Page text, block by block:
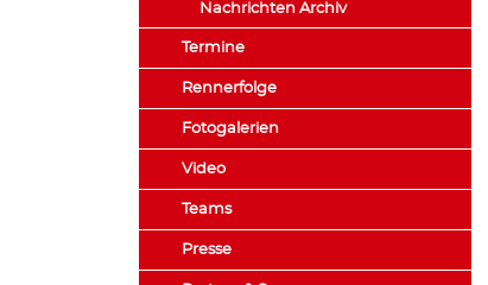
Nachrichten Archiv
Termine
Rennerfolge
Fotogalerien
Video
Teams
Presse